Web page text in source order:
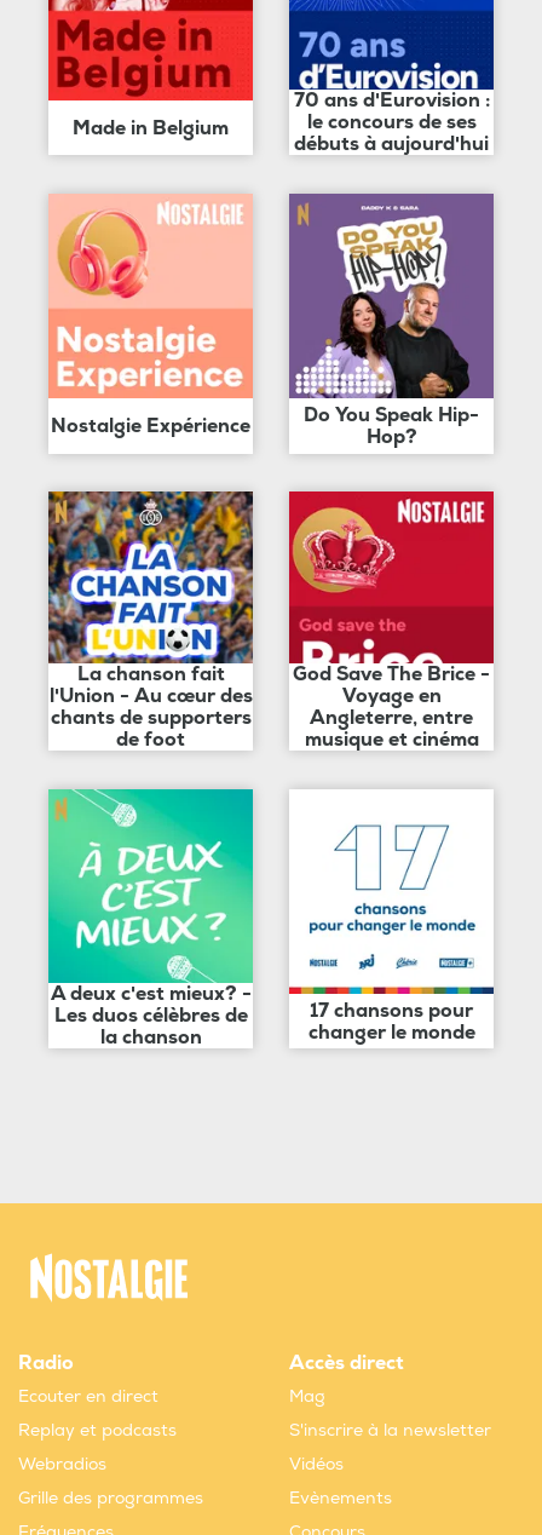
Made in Belgium
70 ans d'Eurovision :
le concours de ses
débuts à aujourd'hui
Nostalgie Expérience
Do You Speak Hip-
Hop?
La chanson fait
l'Union - Au cœur des
chants de supporters
de foot
God Save The Brice -
Voyage en
Angleterre, entre
musique et cinéma
A deux c'est mieux? -
Les duos célèbres de
la chanson
17 chansons pour
changer le monde
Radio
Ecouter en direct
Replay et podcasts
Webradios
Grille des programmes
Accès direct
Mag
S'inscrire à la newsletter
Vidéos
Evènements